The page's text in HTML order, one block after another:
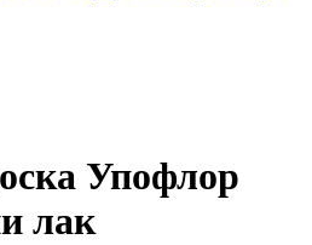
Упофлор
лак